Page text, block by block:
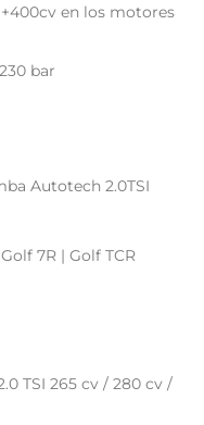
en los motores
bar
Autotech 2.0TSI
7R | Golf TCR
TSI 265 cv / 280 cv /